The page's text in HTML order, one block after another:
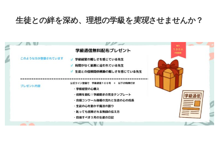
生徒との絆を深め、理想の学級を実現させませんか？